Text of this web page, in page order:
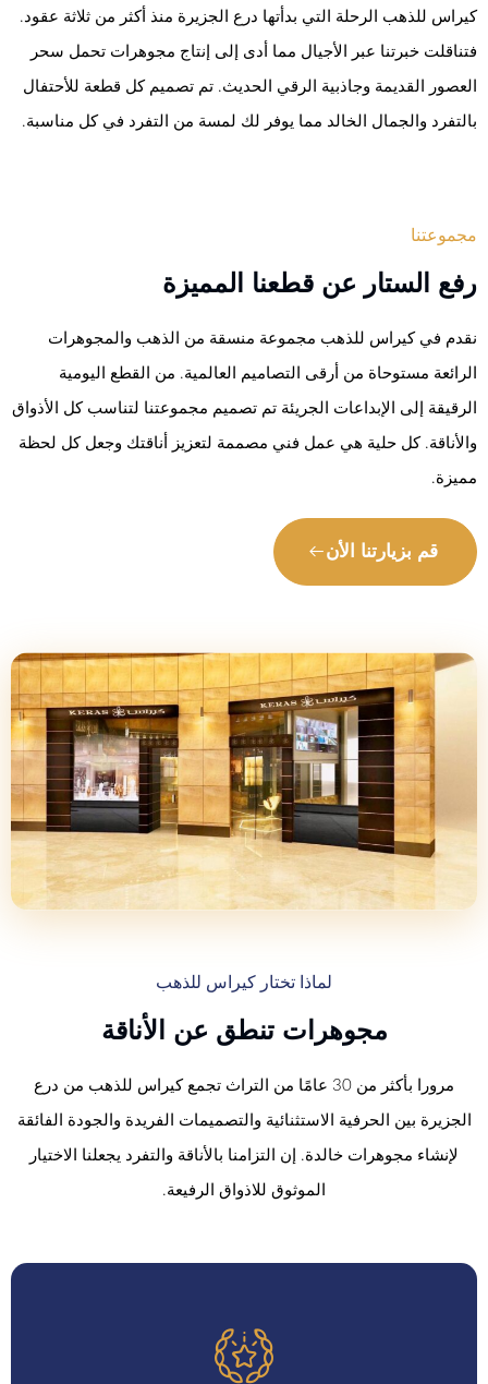
كيراس للذهب الرحلة التي بدأتها درع الجزيرة منذ أكثر من ثلاثة عقود.
فتناقلت خبرتنا عبر الأجيال مما أدى إلى إنتاج مجوهرات تحمل سحر
العصور القديمة وجاذبية الرقي الحديث. تم تصميم كل قطعة للأحتفال
بالتفرد والجمال الخالد مما يوفر لك لمسة من التفرد في كل مناسبة.
مجموعتنا
رفع الستار عن قطعنا المميزة
نقدم في كيراس للذهب مجموعة منسقة من الذهب والمجوهرات
الرائعة مستوحاة من أرقى التصاميم العالمية. من القطع اليومية
الرقيقة إلى الإبداعات الجريئة تم تصميم مجموعتنا لتناسب كل الأذواق
والأناقة. كل حلية هي عمل فني مصممة لتعزيز أناقتك وجعل كل لحظة
مميزة.
قم بزيارتنا الأن
لماذا تختار كيراس للذهب
مجوهرات تنطق عن الأناقة
مرورا بأكثر من 30 عامًا من التراث تجمع كيراس للذهب من درع
الجزيرة بين الحرفية الاستثنائية والتصميمات الفريدة والجودة الفائقة
لإنشاء مجوهرات خالدة. إن التزامنا بالأناقة والتفرد يجعلنا الاختيار
الموثوق للاذواق الرفيعة.